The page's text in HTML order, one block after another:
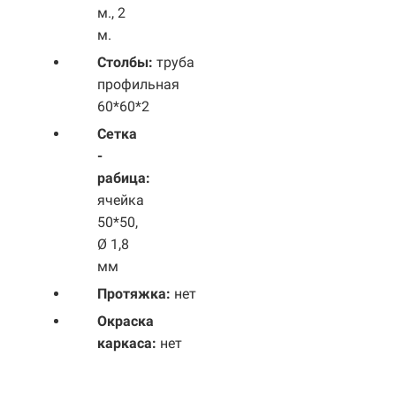
м., 2
м.
Столбы: труба
профильная
60*60*2
Сетка
-
рабица:
ячейка
50*50,
Ø 1,8
мм
Протяжка: нет
Окраска
каркаса: нет